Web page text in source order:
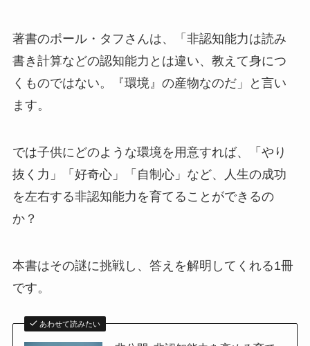
著書のポール・タフさんは、「非認知能力は読み
書き計算などの認知能力とは違い、教えて身につ
くものではない。『環境』の産物なのだ」と言い
ます。
では子供にどのような環境を用意すれば、「やり
抜く力」「好奇心」「自制心」など、人生の成功
を左右する非認知能力を育てることができるの
か？
本書はその謎に挑戦し、答えを解明してくれる1冊
です。
あわせて読みたい